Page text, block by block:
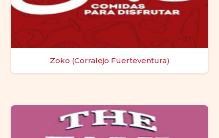
Zoko (Corralejo Fuerteventura)